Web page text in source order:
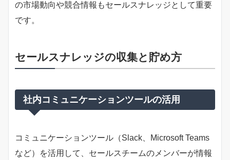
の市場動向や競合情報もセールスナレッジとして重要
です。
セールスナレッジの収集と貯め方
社内コミュニケーションツールの活用
コミュニケーションツール（Slack、Microsoft Teams
など）を活用して、セールスチームのメンバーが情報